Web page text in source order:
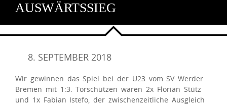
AUSWÄRTSSIEG
8. SEPTEMBER 2018
Wir gewinnen das Spiel bei der U23 vom SV Werder
Bremen mit 1:3. Torschützen waren 2x Florian Stütz
und 1x Fabian Istefo, der zwischenzeitliche Ausgleich